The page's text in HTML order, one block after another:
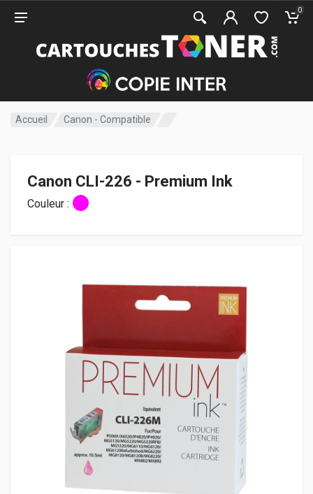
0
Accueil Canon - Compatible
Canon CLI-226 - Premium Ink
Couleur :